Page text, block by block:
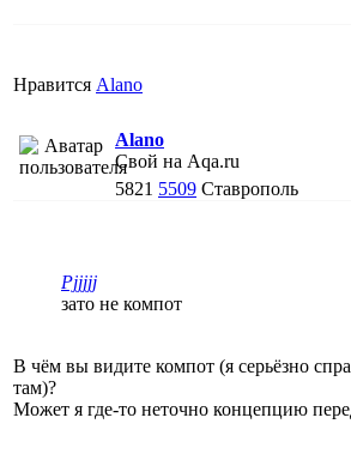
Нравится Alano
Alano
Свой на Aqa.ru
5821 5509 Ставрополь
Pjjjjj
зато не компот
В чём вы видите компот (я серьёзно
там)?
Может я где-то неточно концепцию